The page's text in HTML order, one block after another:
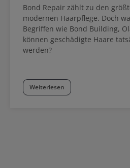
Bond Repair zählt zu den
modernen Haarpflege. Doch
Begriffen wie Bond Building,
können geschädigte Haare
werden?
Weiterlesen